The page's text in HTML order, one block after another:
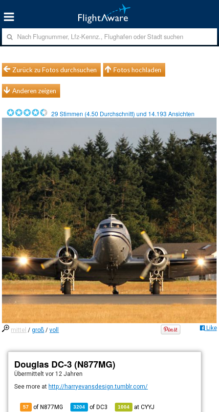
Zurück zu Fotos durchsuchen Fotos hochladen
Anderen zeigen
29 Stimmen (4.50 Durchschnitt) und 14.193 Ansichten
mittel /groß /voll Like
Douglas DC-3 (N877MG)
Übermitteltvor 12 Jahren
See more at http://harryevansdesign.tumblr.com/
57 of N877MG 3204 ofDC3 1004 atCYYJ